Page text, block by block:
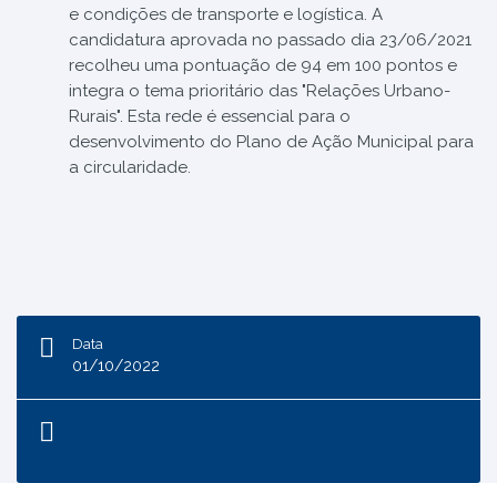
e condições de transporte e logística. A
candidatura aprovada no passado dia 23/06/2021
recolheu uma pontuação de 94 em 100 pontos e
integra o tema prioritário das "Relações Urbano-
Rurais". Esta rede é essencial para o
desenvolvimento do Plano de Ação Municipal para
a circularidade.
Data
01/10/2022